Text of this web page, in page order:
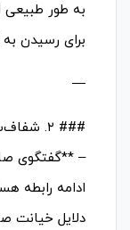
به طور طبیعی
برای رسیدن
—
### ۲. شفاف‌سازی دلایل خیانت و انگیزه‌ها
– **گفتگوی
ادامه رابطه
دلایل خیانت